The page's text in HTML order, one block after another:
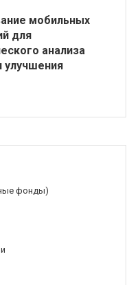
мобильных
для
анализа
улучшения
фонды)